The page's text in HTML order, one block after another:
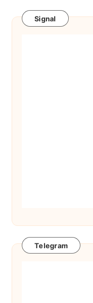
Signal
Telegram